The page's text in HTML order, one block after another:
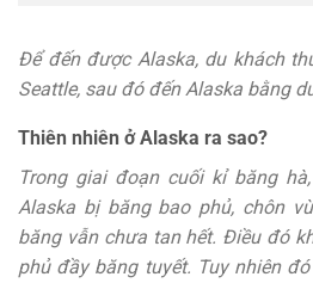
Để đến được Alaska, du khách
Seattle, sau đó đến Alaska bằng
Thiên nhiên ở Alaska ra sao?
Trong giai đoạn cuối kỉ băng
Alaska bị băng bao phủ, chôn
băng vẫn chưa tan hết. Điều đó
phủ đầy băng tuyết. Tuy nhiên